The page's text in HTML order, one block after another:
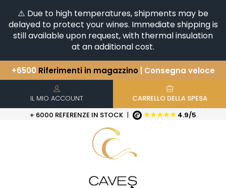
⚠️ Due to high temperatures, shipments may be
delayed to protect your wines. Immediate shipping is
still available upon request, with thermal insulation
at an additional cost.
+6500 Riferimenti in magazzino| Consegna veloce
Avete una domanda?
Scopri la nostra selezione di
Orizzontali e Verticali
IL MIO ACCOUNT
CARRELLO DELLA SPESA
+ 6000 REFERENZE IN STOCK | ★★★★★ 4.9/5